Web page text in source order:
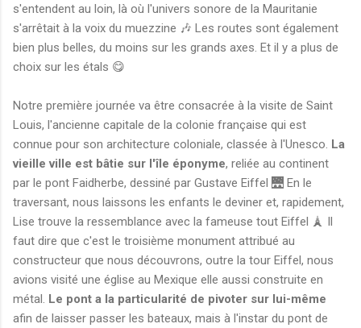
s'entendent au loin, là où l'univers sonore de la Mauritanie
s'arrêtait à la voix du muezzine 🎶 Les routes sont également
bien plus belles, du moins sur les grands axes. Et il y a plus de
choix sur les étals 😋
Notre première journée va être consacrée à la visite de Saint
Louis, l'ancienne capitale de la colonie française qui est
connue pour son architecture coloniale, classée à l'Unesco. La
vieille ville est bâtie sur l'île éponyme, reliée au continent
par le pont Faidherbe, dessiné par Gustave Eiffel 🌉 En le
traversant, nous laissons les enfants le deviner et, rapidement,
Lise trouve la ressemblance avec la fameuse tout Eiffel 🗼 Il
faut dire que c'est le troisième monument attribué au
constructeur que nous découvrons, outre la tour Eiffel, nous
avions visité une église au Mexique elle aussi construite en
métal. Le pont a la particularité de pivoter sur lui-même
afin de laisser passer les bateaux, mais à l'instar du pont de